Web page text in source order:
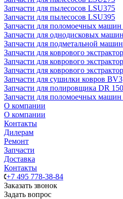
Запчасти для пылесосов LSU375
Запчасти для пылесосов LSU395
Запчасти для поломоечных
Запчасти для однодисковых
Запчасти для подметальной
Запчасти для коврового
Запчасти для коврового
Запчасти для коврового
Запчасти для сушилки ковров BV3
Запчасти для полировщика DR
Запчасти для поломоечных
О компании
О компании
Контакты
Дилерам
Ремонт
Запчасти
Доставка
Контакты
+7 495 778-38-84
Заказать звонок
Задать вопрос